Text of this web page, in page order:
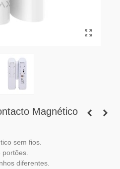
Magnético
sem fios.
diferentes.